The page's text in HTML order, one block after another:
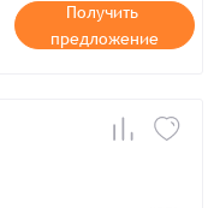
Имя*
Имя*
E-mail*
с Вами в ближайшее
Получить
предложение